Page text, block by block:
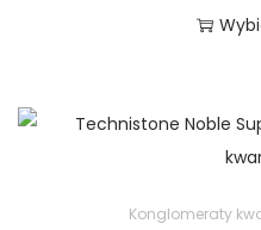
Konglomeraty